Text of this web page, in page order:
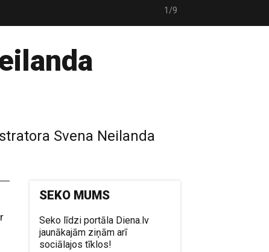
1/9
Svena Neilanda
SEKO MUMS
Seko līdzi portāla Diena.lv
jaunākajām ziņām arī
sociālajos tīklos!